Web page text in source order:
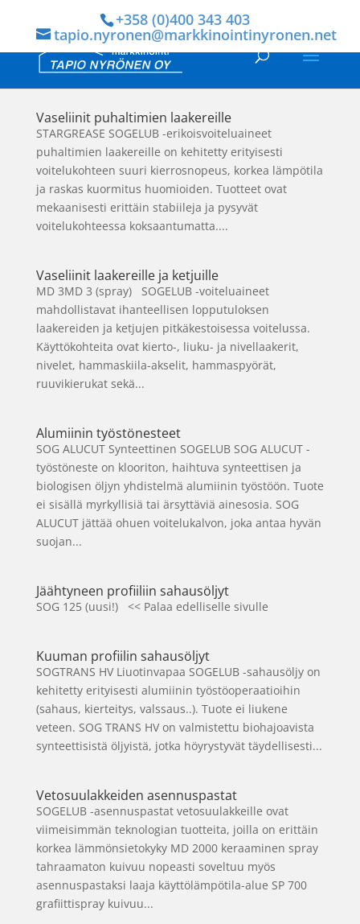
+358 (0)400 343 403
tapio.nyronen@markkinointinyronen.net
Vaseliinit puhaltimien laakereille
STARGREASE SOGELUB -erikoisvoiteluaineet
puhaltimien laakereille on kehitetty erityisesti
voitelukohteen suuri kierrosnopeus, korkea lämpötila
ja raskas kuormitus huomioiden. Tuotteet ovat
mekaanisesti erittäin stabiileja ja pysyvät
voitelukohteessa koksaantumatta....
Vaseliinit laakereille ja ketjuille
MD 3MD 3 (spray) SOGELUB -voiteluaineet
mahdollistavat ihanteellisen lopputuloksen
laakereiden ja ketjujen pitkäkestoisessa voitelussa.
Käyttökohteita ovat kierto-, liuku- ja nivellaakerit,
nivelet, hammaskiila-akselit, hammaspyörät,
ruuvikierukat sekä...
Alumiinin työstönesteet
SOG ALUCUT Synteettinen SOGELUB SOG ALUCUT -
työstöneste on klooriton, haihtuva synteettisen ja
biologisen öljyn yhdistelmä alumiinin työstöön. Tuote
ei sisällä myrkyllisiä tai ärsyttäviä ainesosia. SOG
ALUCUT jättää ohuen voitelukalvon, joka antaa hyvän
suojan...
Jäähtyneen profiiliin sahausöljyt
SOG 125 (uusi!) << Palaa edelliselle sivulle
Kuuman profiilin sahausöljyt
SOGTRANS HV Liuotinvapaa SOGELUB -sahausöljy on
kehitetty erityisesti alumiinin työstöoperaatioihin
(sahaus, kierteitys, valssaus..). Tuote ei liukene
veteen. SOG TRANS HV on valmistettu biohajoavista
synteettisistä öljyistä, jotka höyrystyvät täydellisesti...
Vetosuulakkeiden asennuspastat
SOGELUB -asennuspastat vetosuulakkeille ovat
viimeisimmän teknologian tuotteita, joilla on erittäin
korkea lämmönsietokyky MD 2000 keraaminen spray
tahraamaton kuivuu nopeasti soveltuu myös
asennuspastaksi laaja käyttölämpötila-alue SP 700
grafiittispray kuivuu...